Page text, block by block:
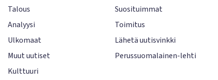
Talous
Analyysi
Ulkomaat
Muut uutiset
Kulttuuri
Suosituimmat
Toimitus
Lähetä uutisvinkki
Perussuomalainen-lehti